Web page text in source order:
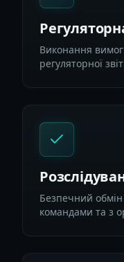
Виконання вимог
регуляторної
Безпечний
командами та з